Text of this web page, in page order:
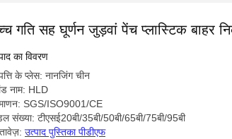
गति सह घूर्णन जुड़वां पेंच प्लास्टिक बाहर
का विवरण
के प्लेस: नानजिंग चीन
नाम: HLD
SGS/ISO9001/CE
संख्या: टीएसई20बी/35बी/50बी/65बी/75बी/95बी
उत्पाद पुस्तिका पीडीएफ